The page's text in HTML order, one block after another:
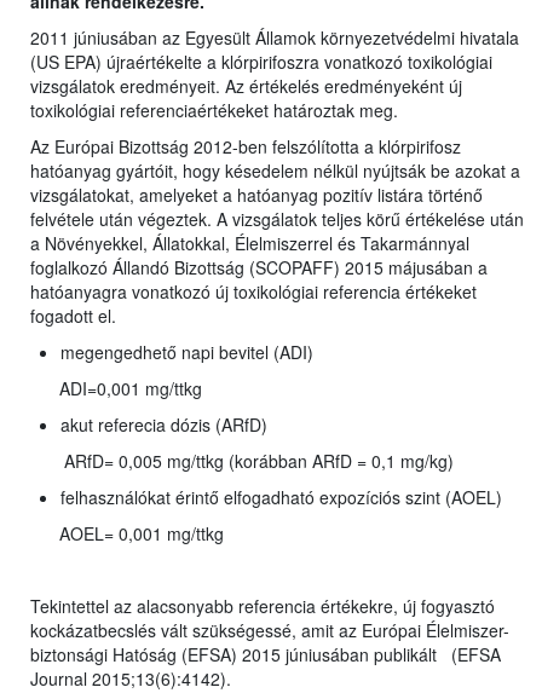
2011 júniusában az Egyesült Államok környezetvédelmi hivatala
(US EPA) újraértékelte a klórpirifoszra vonatkozó toxikológiai
vizsgálatok eredményeit. Az értékelés eredményeként új
toxikológiai referenciaértékeket határoztak meg.
Az Európai Bizottság 2012-ben felszólította a klórpirifosz
hatóanyag gyártóit, hogy késedelem nélkül nyújtsák be azokat a
vizsgálatokat, amelyeket a hatóanyag pozitív listára történő
felvétele után végeztek. A vizsgálatok teljes körű értékelése után
a Növényekkel, Állatokkal, Élelmiszerrel és Takarmánnyal
foglalkozó Állandó Bizottság (SCOPAFF) 2015 májusában a
hatóanyagra vonatkozó új toxikológiai referencia értékeket
fogadott el.
megengedhető napi bevitel (ADI)
ADI=0,001 mg/ttkg
akut referecia dózis (ARfD)
ARfD= 0,005 mg/ttkg (korábban ARfD = 0,1 mg/kg)
felhasználókat érintő elfogadható expozíciós szint (AOEL)
AOEL= 0,001 mg/ttkg
Tekintettel az alacsonyabb referencia értékekre, új fogyasztó
kockázatbecslés vált szükségessé, amit az Európai Élelmiszer-
biztonsági Hatóság (EFSA) 2015 júniusában publikált (EFSA
Journal 2015;13(6):4142).